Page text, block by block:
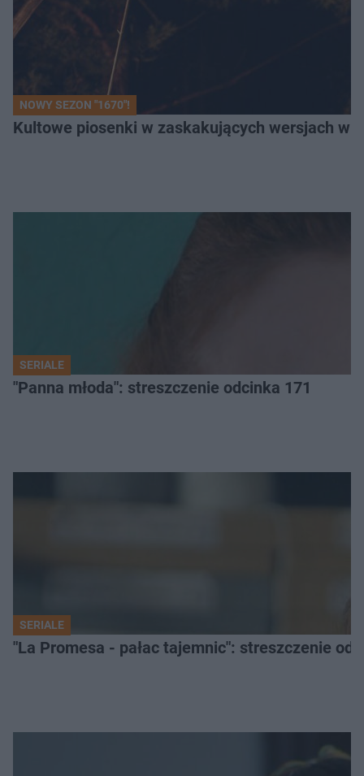
NOWY SEZON "1670"!
Kultowe piosenki w zaskakujących wersjach w
SERIALE
"Panna młoda": streszczenie odcinka 171
SERIALE
"La Promesa - pałac tajemnic": streszczenie